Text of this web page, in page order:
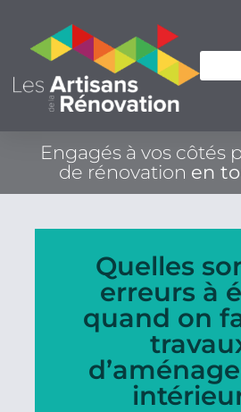
Engagés à vos côtés
de rénovation en
Quelles
erreurs à
quand on